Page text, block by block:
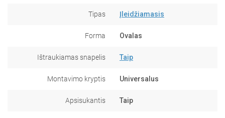
Tipas Įleidžiamasis
Forma Ovalas
Ištraukiamas snapelis Taip
Montavimo kryptis Universalus
Apsisukantis Taip